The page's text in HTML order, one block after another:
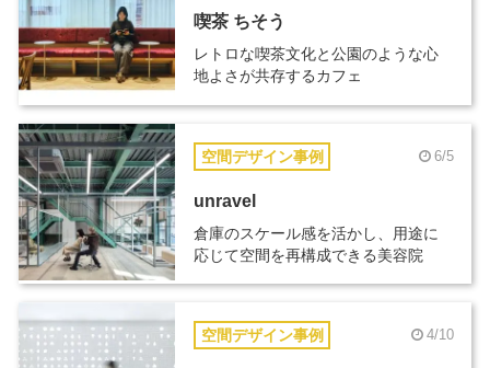
喫茶 ちそう
レトロな喫茶文化と公園のような心
地よさが共存するカフェ
空間デザイン事例 6/5
unravel
倉庫のスケール感を活かし、用途に
応じて空間を再構成できる美容院
空間デザイン事例 4/10